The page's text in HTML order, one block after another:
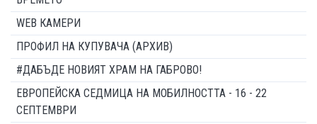
WEB КАМЕРИ
ПРОФИЛ НА КУПУВАЧА (АРХИВ)
#ДАБЪДЕ НОВИЯТ ХРАМ НА ГАБРОВО!
ЕВРОПЕЙСКА СЕДМИЦА НА МОБИЛНОСТТА - 16 - 22
СЕПТЕМВРИ